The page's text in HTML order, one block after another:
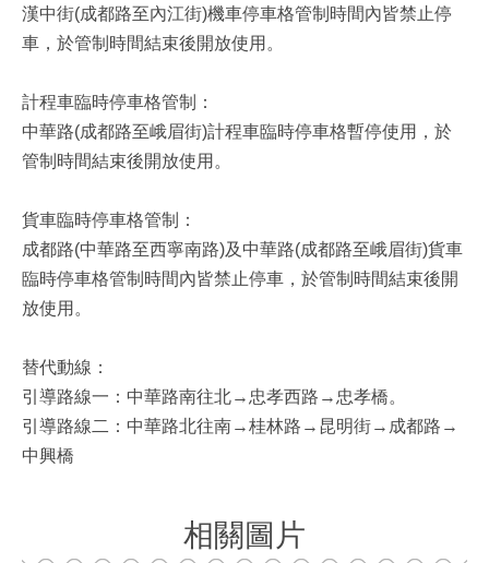
漢中街(成都路至內江街)機車停車格管制時間內皆禁止停
車，於管制時間結束後開放使用。
計程車臨時停車格管制：
中華路(成都路至峨眉街)計程車臨時停車格暫停使用，於
管制時間結束後開放使用。
貨車臨時停車格管制：
成都路(中華路至西寧南路)及中華路(成都路至峨眉街)貨車
臨時停車格管制時間內皆禁止停車，於管制時間結束後開
放使用。
替代動線：
引導路線一：中華路南往北→忠孝西路→忠孝橋。
引導路線二：中華路北往南→桂林路→昆明街→成都路→
中興橋
相關圖片